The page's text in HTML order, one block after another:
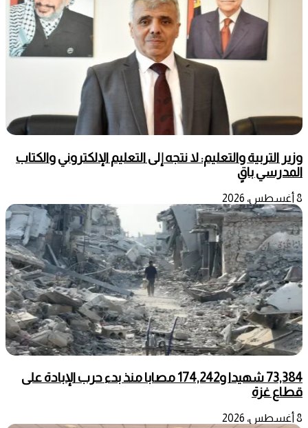
وزير التربية والتعليم: لا نتجه إلى التعليم الإلكتروني والكتاب
المدرسي باقٍ
8 أغسطس، 2026
73,384 شهيدا و174,242 مصابا منذ بدء حرب الإبادة على
قطاع غزة
8 أغسطس، 2026